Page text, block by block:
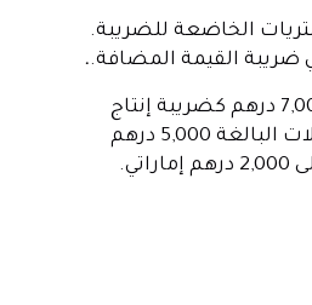
الخاضعة للضريبة.
ضريبة القيمة المضافة..
لنفترض أن شركتك دفعت 5,000 درهم كضريبة إدخال على مشترياتك الشهرية وفرضت 7,000 درهم كضريبة إنتاج
على المبيعات الشهرية. من خلال استرداد ضريبة المدخلات، يمكنك تعويض ضريبة المدخلات البالغة 5,000 درهم